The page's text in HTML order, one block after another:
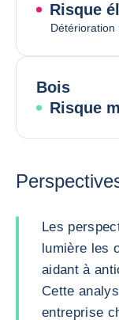
Risque
Détérioration
Bois
Risque
Les
lumière les
aidant à
Cette
entreprise